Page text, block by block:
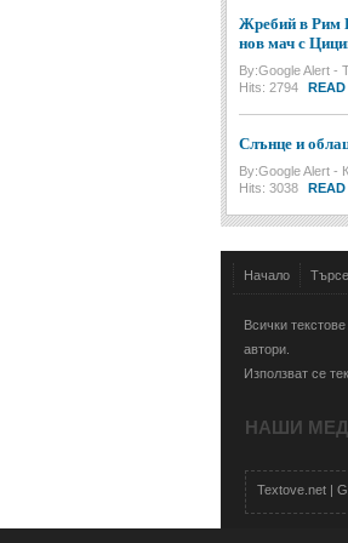
Жребий в Рим
нов мач с
By:Google Alert -
Hits: 2794
READ
Слънце и
By:Google Alert -
Hits: 3038
READ
Начало
Всички
автори.
Използват се
НАШИ
Textove.net |